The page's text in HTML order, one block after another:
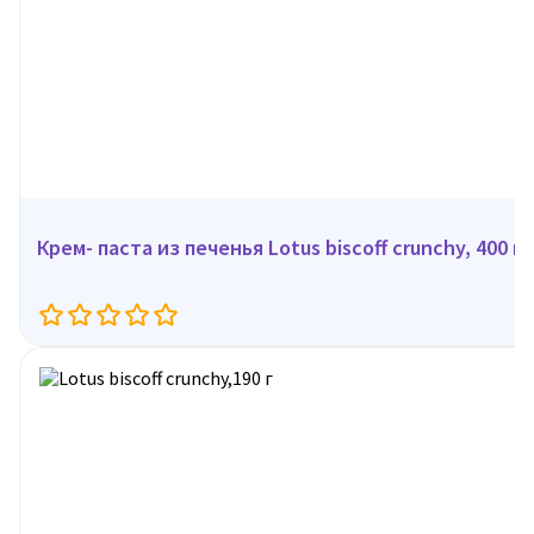
Крем- паста из печенья Lotus biscoff crunchy, 400 г